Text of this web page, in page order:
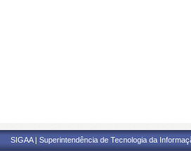
SIGAA | Superintendência de Tecnologia da